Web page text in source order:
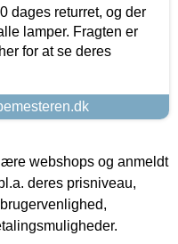
dages returret, og der
lamper. Fragten er
for at se deres
webshops og anmeldt
deres prisniveau,